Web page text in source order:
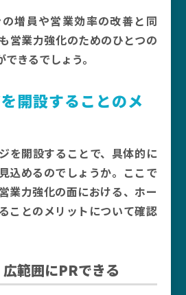
増員や営業効率の改善と同
営業力強化のためのひとつの
きるでしょう。
開設することのメ
を開設することで、具体的に
込めるのでしょうか。ここで
業力強化の面における、ホー
ことのメリットについて確認
範囲にPRできる